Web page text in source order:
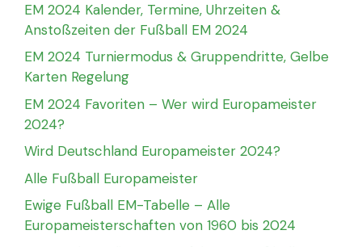
EM 2024 Kalender, Termine, Uhrzeiten &
Anstoßzeiten der Fußball EM 2024
EM 2024 Turniermodus & Gruppendritte, Gelbe
Karten Regelung
EM 2024 Favoriten – Wer wird Europameister
2024?
Wird Deutschland Europameister 2024?
Alle Fußball Europameister
Ewige Fußball EM-Tabelle – Alle
Europameisterschaften von 1960 bis 2024